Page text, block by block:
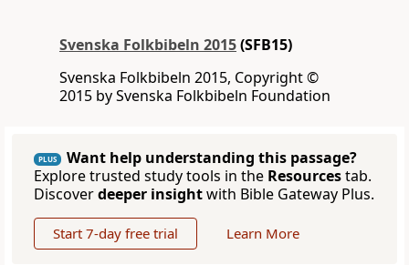
Svenska Folkbibeln 2015(SFB15)
Svenska Folkbibeln 2015, Copyright ©
2015 by Svenska Folkbibeln Foundation
PLUS
Want help understanding this passage?
Explore trusted study tools in the Resourcestab.
Discoverdeeper insightwith Bible Gateway Plus.
Start 7-day free trial Learn More